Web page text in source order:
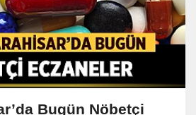
Bugün Nöbetçi